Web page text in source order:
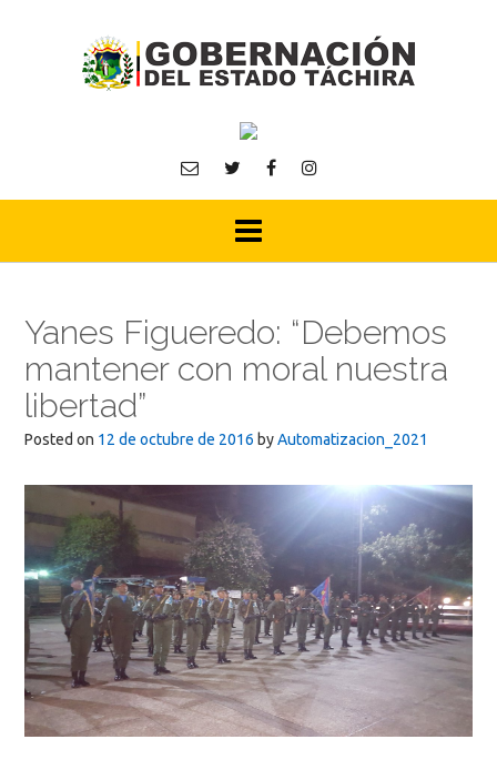
Yanes Figueredo: “Debemos
mantener con moral nuestra
libertad”
Posted on 12 de octubre de 2016 byAutomatizacion_2021